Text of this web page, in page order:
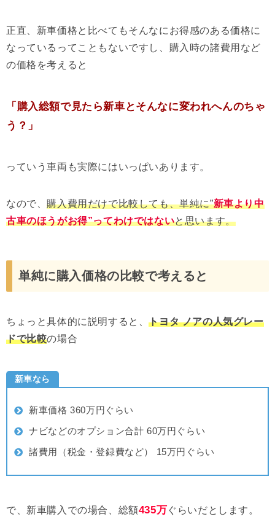
正直、新車価格と比べてもそんなにお得感のある価格に
なっているってこともないですし、購入時の諸費用など
の価格を考えると
「購入総額で見たら新車とそんなに変われへんのちゃ
う？」
っていう車両も実際にはいっぱいあります。
なので、購入費用だけで比較しても、単純に”新車より中
古車のほうがお得”ってわけではないと思います。
単純に購入価格の比較で考えると
ちょっと具体的に説明すると、トヨタ ノアの人気グレー
ドで比較の場合
新車なら
新車価格 360万円ぐらい
ナビなどのオプション合計 60万円ぐらい
諸費用（税金・登録費など） 15万円ぐらい
で、新車購入での場合、総額435万ぐらいだとします。